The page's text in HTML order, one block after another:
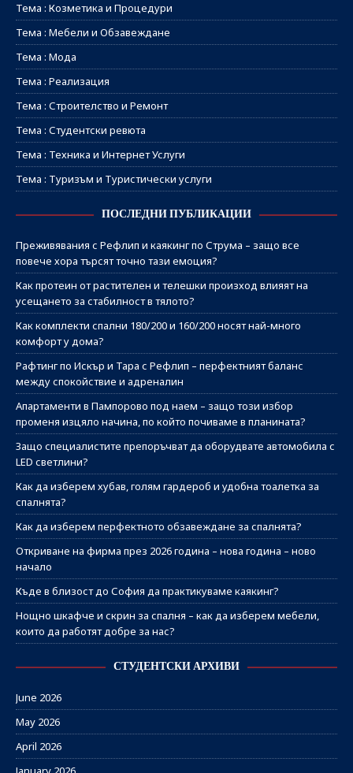
Тема : Козметика и Процедури
Тема : Мебели и Обзавеждане
Тема : Мода
Тема : Реализация
Тема : Строителство и Ремонт
Тема : Студентски ревюта
Тема : Техника и Интернет Услуги
Тема : Туризъм и Туристически услуги
ПОСЛЕДНИ ПУБЛИКАЦИИ
Преживявания с Рефлип и каякинг по Струма – защо все
повече хора търсят точно тази емоция?
Как протеин от растителен и телешки произход влияят на
усещането за стабилност в тялото?
Как комплекти спални 180/200 и 160/200 носят най-много
комфорт у дома?
Рафтинг по Искър и Тара с Рефлип – перфектният баланс
между спокойствие и адреналин
Апартаменти в Пампорово под наем – защо този избор
променя изцяло начина, по който почиваме в планината?
Защо специалистите препоръчват да оборудвате автомобила с
LED светлини?
Как да изберем хубав, голям гардероб и удобна тоалетка за
спалнята?
Как да изберем перфектното обзавеждане за спалнята?
Откриване на фирма през 2026 година – нова година – ново
начало
Къде в близост до София да практикуваме каякинг?
Нощно шкафче и скрин за спалня – как да изберем мебели,
които да работят добре за нас?
СТУДЕНТСКИ АРХИВИ
June 2026
May 2026
April 2026